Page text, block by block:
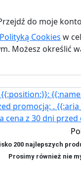
do moje konto
Polityką Cookies w
Możesz określić
promocją: .
cena z 30 dni przed
200 najlepszych
Prosimy również nie